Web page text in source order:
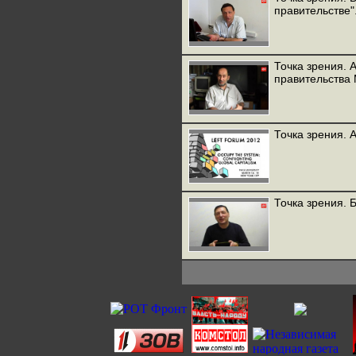
Точка зрения.
Точка зрения.
Точка зрения.